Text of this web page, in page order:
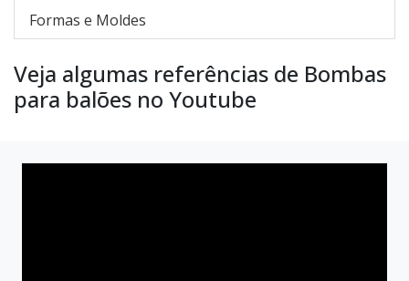
Formas e Moldes
Veja algumas referências de Bombas
para balões no Youtube